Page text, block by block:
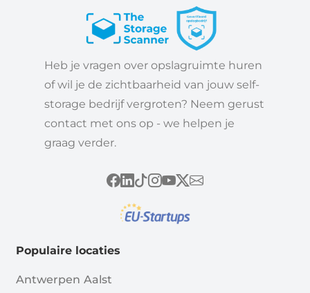
Heb je vragen over opslagruimte huren
of wil je de zichtbaarheid van jouw self-
storage bedrijf vergroten? Neem gerust
contact met ons op - we helpen je
graag verder.
Populaire locaties
Antwerpen Aalst